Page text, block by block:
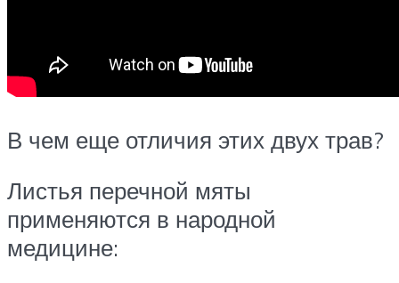
В чем еще отличия этих двух трав?
Листья перечной мяты
применяются в народной
медицине: